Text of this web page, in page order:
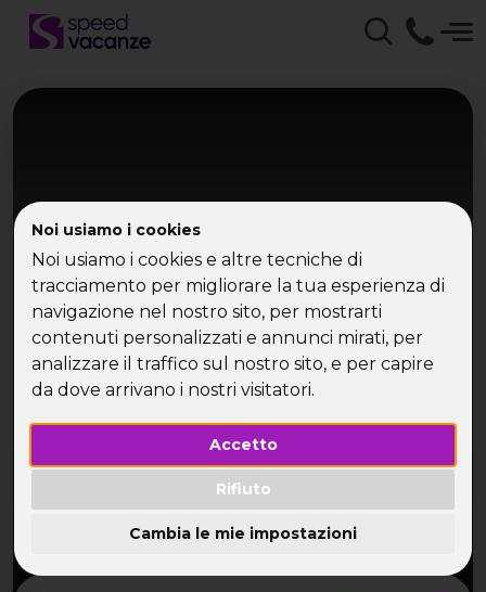
Noi usiamo i cookies
Noi usiamo i cookies e altre tecniche di
tracciamento per migliorare la tua esperienza di
navigazione nel nostro sito, per mostrarti
contenuti personalizzati e annunci mirati, per
analizzare il traffico sul nostro sito, e per capire
da dove arrivano i nostri visitatori.
Accetto
Rifiuto
Cambia le mie impostazioni
Marocco
Marocco Express
Marrakech, notte nel deserto e le Cascate di
28 Ott
5GG / 4NT TUTTE da 20